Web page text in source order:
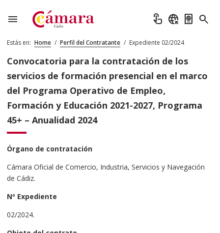
menu touch_app captive_portal passport search
Estás en: Home / Perfil del Contratante / Expediente 02/2024
Convocatoria para la contratación de los
servicios de formación presencial en el marco
del Programa Operativo de Empleo,
Formación y Educación 2021-2027, Programa
45+ – Anualidad 2024
Órgano de contratación
Cámara Oficial de Comercio, Industria, Servicios y Navegación
de Cádiz.
Nº Expediente
02/2024.